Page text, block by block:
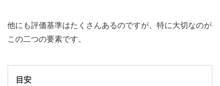
他にも評価基準はたくさんあるのですが、特に大切なのが
この二つの要素です。
目安